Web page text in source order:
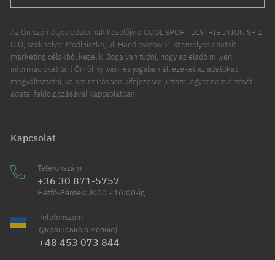
Az Ön személyes adatainak kezelője a COOL SPORT DISTRIBUTION SP Z
O O, székhelye: Modlniczka, ul. Handlowców 2. Személyes adatait
marketing célokból kezelik. Joga van tudni, hogy az eladó milyen
információkat tart Önről nyilván, és jogában áll ezeket az adatokat
megváltoztatni, valamint írásban kifejezésre juttatni egyet nem értését
adatai feldolgozásával kapcsolatban.
Kapcsolat
Telefonszám
+36 30 871-5757
Hétfő-Péntek: 8:00 - 16:00-ig
Telefonszám
(українською мовою)
+48 453 073 844